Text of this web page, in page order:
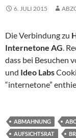
6. JULI 2015
Die Verbindung zu
Internetone AG.
dass bei Besuchen
und Ideo Labs
“internetone”
ABMAHNUNG
AUFSICHTSRAT